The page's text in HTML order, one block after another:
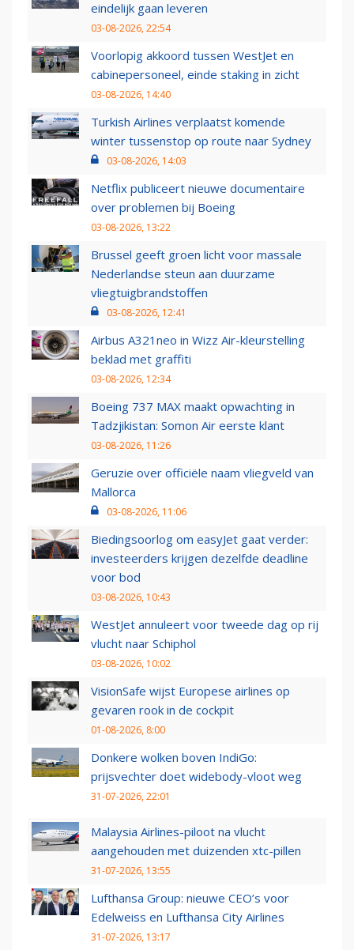
eindelijk gaan leveren
03-08-2026, 22:54
Voorlopig akkoord tussen WestJet en
cabinepersoneel, einde staking in zicht
03-08-2026, 14:40
Turkish Airlines verplaatst komende
winter tussenstop op route naar Sydney
03-08-2026, 14:03
Netflix publiceert nieuwe documentaire
over problemen bij Boeing
03-08-2026, 13:22
Brussel geeft groen licht voor massale
Nederlandse steun aan duurzame
vliegtuigbrandstoffen
03-08-2026, 12:41
Airbus A321neo in Wizz Air-kleurstelling
beklad met graffiti
03-08-2026, 12:34
Boeing 737 MAX maakt opwachting in
Tadzjikistan: Somon Air eerste klant
03-08-2026, 11:26
Geruzie over officiële naam vliegveld van
Mallorca
03-08-2026, 11:06
Biedingsoorlog om easyJet gaat verder:
investeerders krijgen dezelfde deadline
voor bod
03-08-2026, 10:43
WestJet annuleert voor tweede dag op rij
vlucht naar Schiphol
03-08-2026, 10:02
VisionSafe wijst Europese airlines op
gevaren rook in de cockpit
01-08-2026, 8:00
Donkere wolken boven IndiGo:
prijsvechter doet widebody-vloot weg
31-07-2026, 22:01
Malaysia Airlines-piloot na vlucht
aangehouden met duizenden xtc-pillen
31-07-2026, 13:55
Lufthansa Group: nieuwe CEO’s voor
Edelweiss en Lufthansa City Airlines
31-07-2026, 13:17